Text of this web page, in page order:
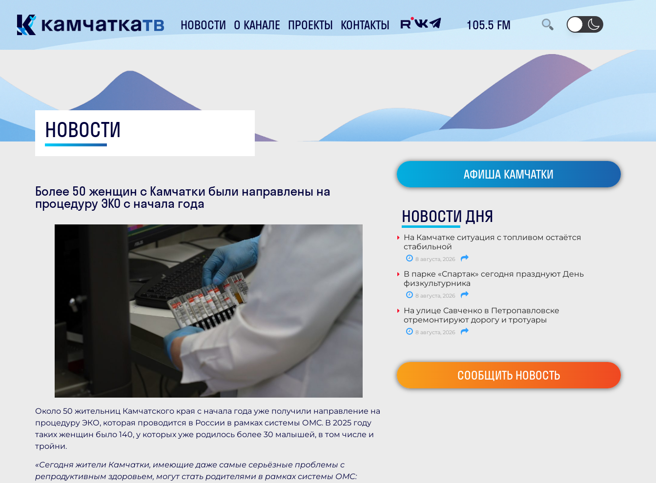
НОВОСТИ О КАНАЛЕ ПРОЕКТЫ КОНТАКТЫ 105.5 FM
НОВОСТИ
Более 50 женщин с Камчатки были направлены на
процедуру ЭКО с начала года
Около 50 жительниц Камчатского края с начала года уже получили направление на
процедуру ЭКО, которая проводится в России в рамках системы ОМС. В 2025 году
таких женщин было 140, у которых уже родилось более 30 малышей, в том числе и
тройни.
«Сегодня жители Камчатки, имеющие даже самые серьёзные проблемы с
репродуктивным здоровьем, могут стать родителями в рамках системы ОМС:
АФИША КАМЧАТКИ
НОВОСТИ ДНЯ
На Камчатке ситуация с топливом остаётся
стабильной
8 августа, 2026
В парке «Спартак» сегодня празднуют День
физкультурника
8 августа, 2026
На улице Савченко в Петропавловске
отремонтируют дорогу и тротуары
8 августа, 2026
СООБЩИТЬ НОВОСТЬ